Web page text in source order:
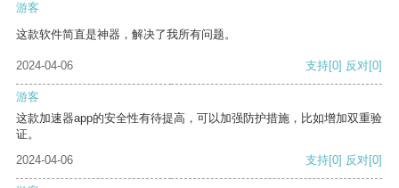
游客
这款软件简直是神器，解决了我所有问题。
2024-04-06 支持[0] 反对[0]
游客
这款加速器app的安全性有待提高，可以加强防护措施，比如增加双重验
证。
2024-04-06
支持[0] 反对[0]